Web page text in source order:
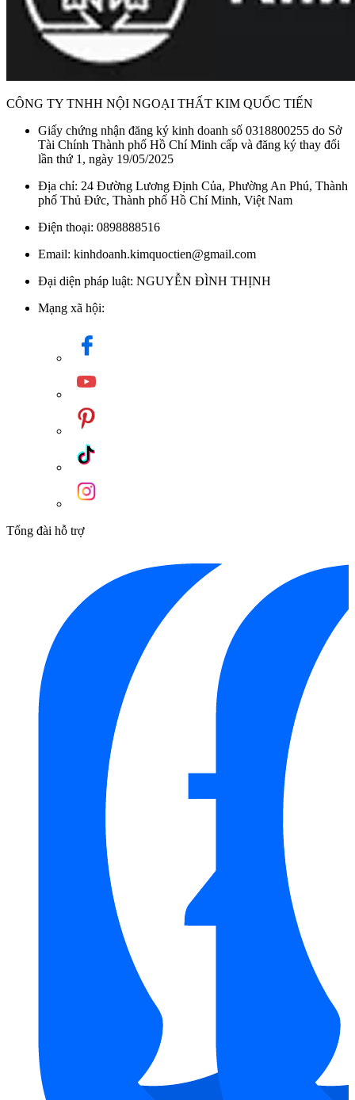
CÔNG TY TNHH NỘI NGOẠI THẤT KIM QUỐC TIẾN
Giấy chứng nhận đăng ký kinh doanh số 0318800255 do Sở
Tài Chính Thành phố Hồ Chí Minh cấp và đăng ký thay đổi
lần thứ 1, ngày 19/05/2025
Địa chỉ: 24 Đường Lương Định Của, Phường An Phú, Thành
phố Thủ Đức, Thành phố Hồ Chí Minh, Việt Nam
Điện thoại: 0898888516
Email: kinhdoanh.kimquoctien@gmail.com
Đại diện pháp luật: NGUYỄN ĐÌNH THỊNH
Mạng xã hội:
Tổng đài hỗ trợ